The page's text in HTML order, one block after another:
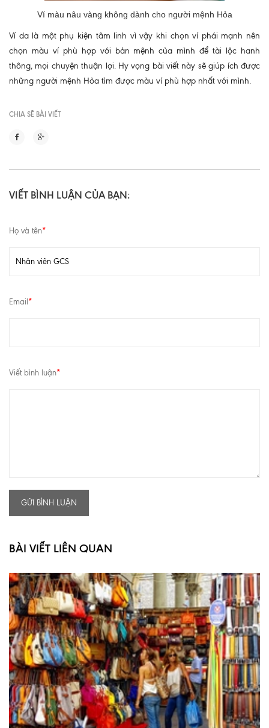
Ví màu nâu vàng không dành cho người mệnh Hỏa
Ví da là một phụ kiện tâm linh vì vậy khi chọn ví phái mạnh nên
chọn màu ví phù hợp với bản mệnh của mình để tài lộc hanh
thông, mọi chuyện thuận lợi. Hy vọng bài viết này sẽ giúp ích được
những người mệnh Hỏa tìm được màu ví phù hợp nhất với mình.
CHIA SẼ BÀI VIẾT
VIẾT BÌNH LUẬN CỦA BẠN:
Họ và tên*
Email *
Viết bình luận*
GỬI BÌNH LUẬN
BÀI VIẾT LIÊN QUAN